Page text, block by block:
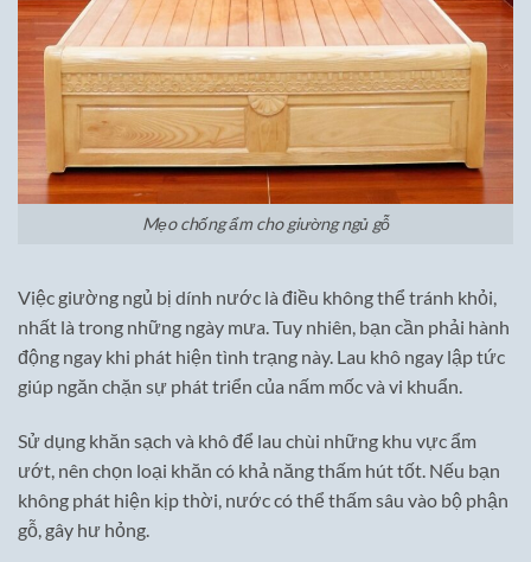
Mẹo chống ẩm cho giường ngủ gỗ
Việc giường ngủ bị dính nước là điều không thể tránh khỏi,
nhất là trong những ngày mưa. Tuy nhiên, bạn cần phải hành
động ngay khi phát hiện tình trạng này. Lau khô ngay lập tức
giúp ngăn chặn sự phát triển của nấm mốc và vi khuẩn.
Sử dụng khăn sạch và khô để lau chùi những khu vực ẩm
ướt, nên chọn loại khăn có khả năng thấm hút tốt. Nếu bạn
không phát hiện kịp thời, nước có thể thấm sâu vào bộ phận
gỗ, gây hư hỏng.